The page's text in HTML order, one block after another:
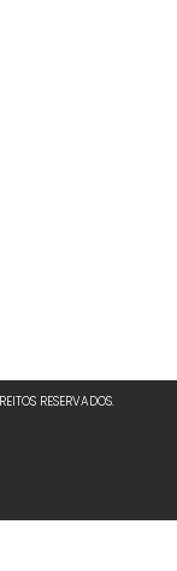
RESERVADOS.